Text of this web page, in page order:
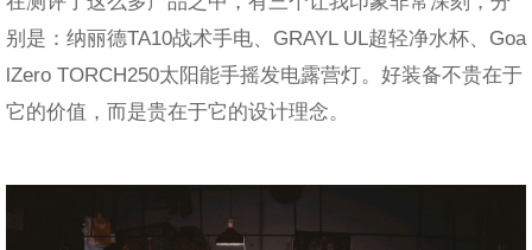
别是：纳丽德TA10战术手电、GRAYL UL超轻净水杯、Goa
lZero TORCH250太阳能手摇发电露营灯。好装备不贵在于
它的价值，而是贵在于它的设计理念。